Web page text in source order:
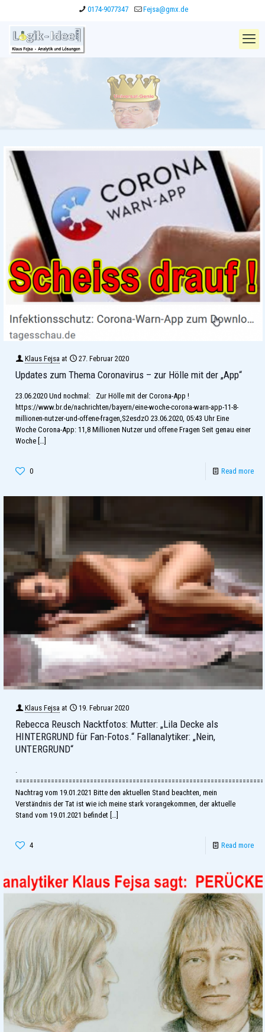
0174-9077347 Fejsa@gmx.de
Klaus Fejsa at 27. Februar 2020
Updates zum Thema Coronavirus – zur Hölle mit der „App“
23.06.2020 Und nochmal: Zur Hölle mit der Corona-App !
https://www.br.de/nachrichten/bayern/eine-woche-corona-warn-app-11-8-
millionen-nutzer-und-offene-fragen,S2esdzO 23.06.2020, 05:43 Uhr Eine
Woche Corona-App: 11,8 Millionen Nutzer und offene Fragen Seit genau einer
Woche […]
0 Read more
Klaus Fejsa at 19. Februar 2020
Rebecca Reusch Nacktfotos: Mutter: „Lila Decke als
HINTERGRUND für Fan-Fotos.“ Fallanalytiker: „Nein,
UNTERGRUND“
.
Nachtrag vom 19.01.2021 Bitte den aktuellen Stand beachten, mein
Verständnis der Tat ist wie ich meine stark vorangekommen, der aktuelle
Stand vom 19.01.2021 befindet […]
4 Read more